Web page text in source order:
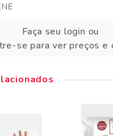
Faça seu login ou
se para ver preços e